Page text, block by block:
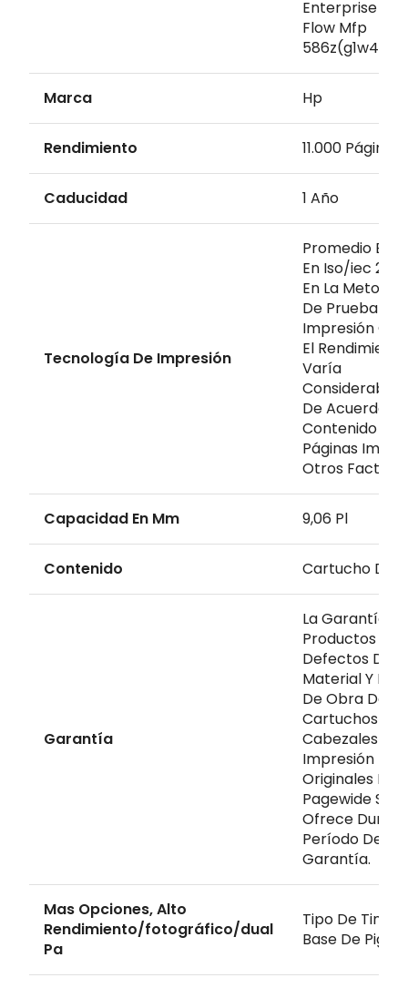
Enterprise
Flow Mfp
586z(g1w41a)
Marca Hp
Rendimiento 11.000 Páginas
Caducidad 1 Año
Tecnología De Impresión
Promedio
En Iso/iec
En La
De Prueba De
Impresión
El
Varía
De Acuerdo
Contenido De
Páginas
Otros Facto
Capacidad En Mm 9,06 Pl
Contenido Cartucho De
Garantía
La Garantía
Productos
Defectos De
Material Y De
De Obra De
Cartuchos Y
Cabezales De
Impresión
Originales Hp
Pagewide Se
Ofrece
Período De La
Garantía.
Mas Opciones, Alto
Rendimiento/fotográfico/dual
Pa
Tipo De Tinta
Base De